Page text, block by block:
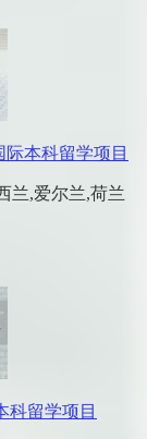
本科留学项目
兰,爱尔兰,荷兰
科留学项目